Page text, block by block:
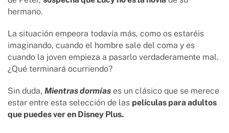
hermano.
La situación empeora todavía más, como os estaréis
imaginando, cuando el hombre sale del coma y es
cuando la joven empieza a pasarlo verdaderamente mal.
¿Qué terminará ocurriendo?
Sin duda, Mientras dormías es un clásico que se merece
estar entre esta selección de las películas para adultos
que puedes ver en Disney Plus.